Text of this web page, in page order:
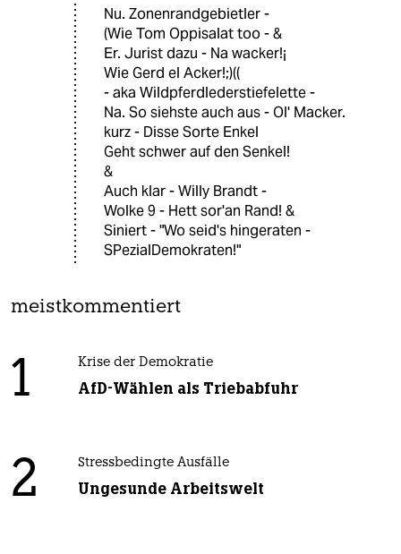
Nu. Zonenrandgebietler -
(Wie Tom Oppisalat too - &
Er. Jurist dazu - Na wacker!¡
Wie Gerd el Acker!;)((
- aka Wildpferdlederstiefelette -
Na. So siehste auch aus - Ol' Macker.
kurz - Disse Sorte Enkel
Geht schwer auf den Senkel!
&
Auch klar - Willy Brandt -
Wolke 9 - Hett sor'an Rand! &
Siniert - "Wo seid's hingeraten -
SPezialDemokraten!"
meistkommentiert
1 Krise der Demokratie
AfD-Wählen als Triebabfuhr
2 Stressbedingte Ausfälle
Ungesunde Arbeitswelt